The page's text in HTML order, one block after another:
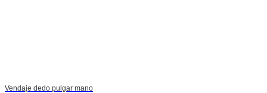
Vendaje dedo pulgar mano